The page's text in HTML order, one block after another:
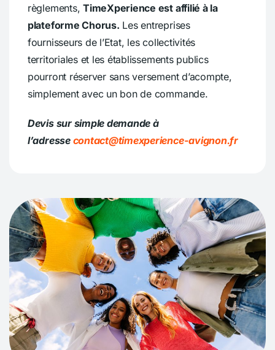
règlements,TimeXperience est affilié à la
plateforme Chorus. Les entreprises
fournisseurs de l’Etat, les collectivités
territoriales et les établissements publics
pourront réserver sans versement d’acompte,
simplement avec un bon de commande.
Devis sur simple demande à
l’adresse contact@timexperience-avignon.fr